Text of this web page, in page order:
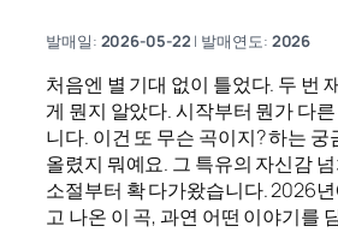
발매일: 2026-05-22 | 발매연도: 2026
처음엔 별 기대 없이 틀었다. 두 번
게 뭔지 알았다. 시작부터 뭔가 다
니다. 이건 또 무슨 곡이지? 하는
올렸지 뭐예요. 그 특유의 자신감
소절부터 확 다가왔습니다. 2026
고 나온 이 곡, 과연 어떤 이야기를